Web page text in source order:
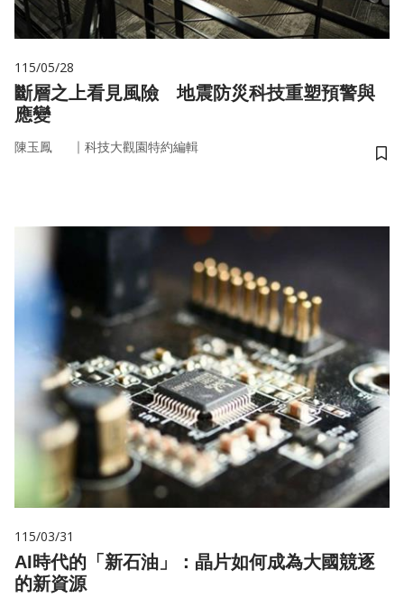
115/05/28
斷層之上看見風險 地震防災科技重塑預警與
應變
陳玉鳳 ｜ 科技大觀園特約編輯
儲
115/03/31
AI時代的「新石油」：晶片如何成為大國競逐
的新資源